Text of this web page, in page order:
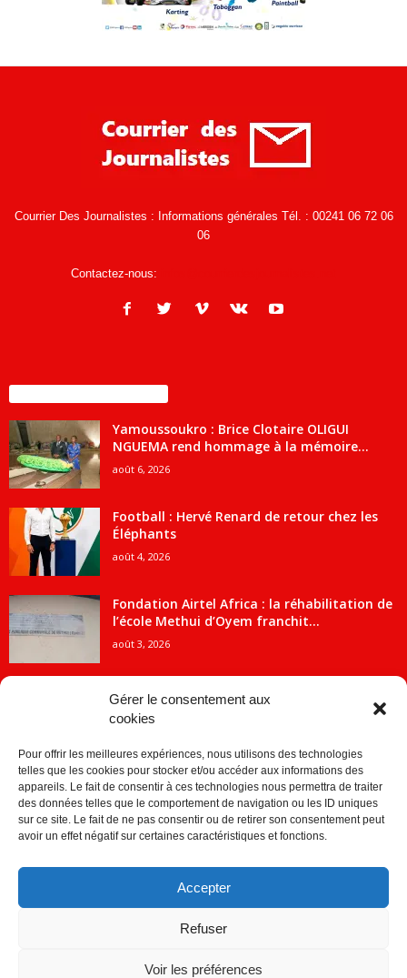
Gérer le consentement aux
cookies
Pour offrir les meilleures expériences, nous utilisons des technologies
telles que les cookies pour stocker et/ou accéder aux informations des
appareils. Le fait de consentir à ces technologies nous permettra de traiter
des données telles que le comportement de navigation ou les ID uniques
sur ce site. Le fait de ne pas consentir ou de retirer son consentement peut
avoir un effet négatif sur certaines caractéristiques et fonctions.
Accepter
Refuser
Voir les préférences
Courrier Des Journalistes : Informations générales Tél. : 00241 06 72 06
06
Contactez-nous:
Yamoussoukro : Brice Clotaire OLIGUI
NGUEMA rend hommage à la mémoire...
août 6, 2026
Football : Hervé Renard de retour chez les
Éléphants
août 4, 2026
Fondation Airtel Africa : la réhabilitation de
l’école Methui d’Oyem franchit...
août 3, 2026
ACTUALITES
Economie 2091
1840
Société
Sport 859